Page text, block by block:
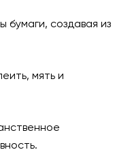
бумаги, создавая из
мять и